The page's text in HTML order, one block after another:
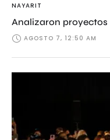
NAYARIT
Analizaron proyectos
AGOSTO 7, 12:50 AM